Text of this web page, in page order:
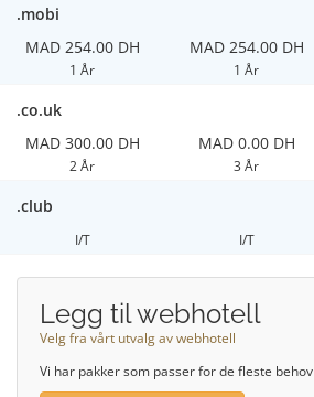
.mobi
MAD 254.00 DH
1 År
MAD 254.00 DH
1 År
.co.uk
MAD 300.00 DH
2 År
MAD 0.00 DH
3 År
.club
I/T I/T
Legg til webhotell
Velg fra vårt utvalg av webhotell
Vi har pakker som passer for de fleste behov